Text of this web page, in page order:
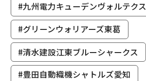
#九州電力キューデンヴォルテクス
#グリーンウォリアーズ東葛
#清水建設江東ブルーシャークス
#豊田自動織機シャトルズ愛知